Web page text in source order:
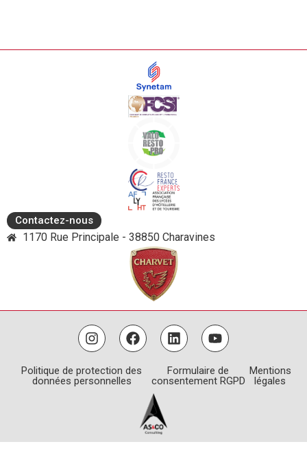
Contactez-nous
1170 Rue Principale - 38850 Charavines
Politique de protection des
données personnelles
Formulaire de
consentement RGPD
Mentions
légales